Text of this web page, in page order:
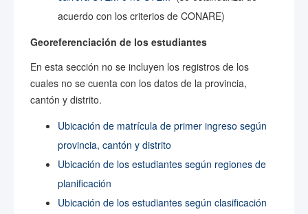
acuerdo con los criterios de CONARE)
Georeferenciación de los estudiantes
En esta sección no se incluyen los registros de los
cuales no se cuenta con los datos de la provincia,
cantón y distrito.
Ubicación de matrícula de primer ingreso según
provincia, cantón y distrito
Ubicación de los estudiantes según regiones de
planificación
Ubicación de los estudiantes según clasificación